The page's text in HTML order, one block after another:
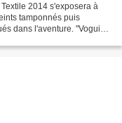
2014 s'exposera à
tamponnés puis
dans l'aventure. "Vogui-